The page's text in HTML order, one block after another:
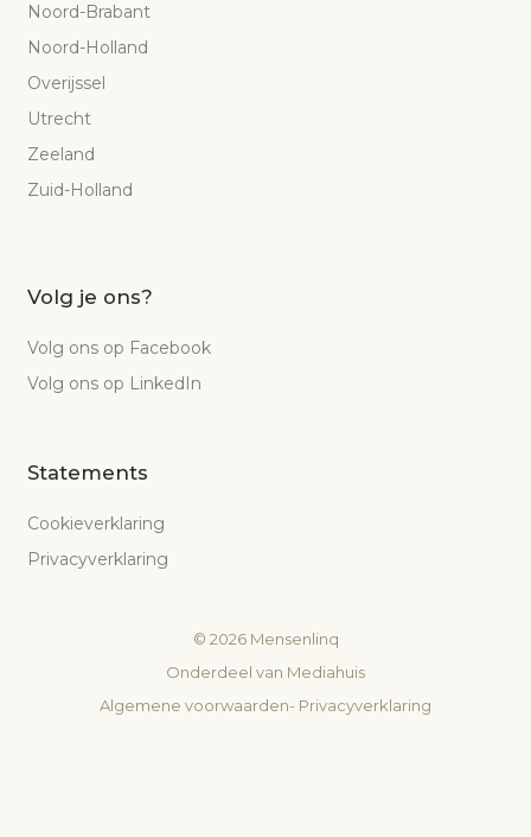
Noord-Brabant
Noord-Holland
Overijssel
Utrecht
Zeeland
Zuid-Holland
Volg je ons?
Volg ons op Facebook
Volg ons op LinkedIn
Statements
Cookieverklaring
Privacyverklaring
© 2026Mensenlinq
Onderdeel van Mediahuis
Algemene voorwaarden- Privacyverklaring